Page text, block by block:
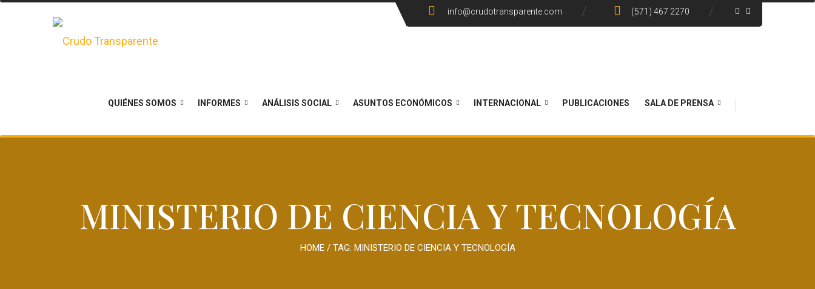
info@crudotransparente.com (571) 467 2270
QUIÉNES SOMOS INFORMES ANÁLISIS SOCIAL ASUNTOS ECONÓMICOS INTERNACIONAL PUBLICACIONES SALA DE PRENSA
MINISTERIO DE CIENCIA Y TECNOLOGÍA
HOME/ TAG: MINISTERIO DE CIENCIA Y TECNOLOGÍA